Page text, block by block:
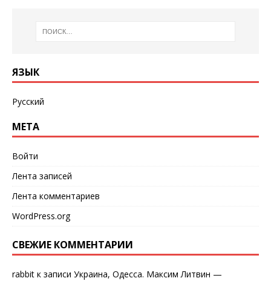
ЯЗЫК
Русский
МЕТА
Войти
Лента записей
Лента комментариев
WordPress.org
СВЕЖИЕ КОММЕНТАРИИ
rabbit к записи Украина, Одесса. Максим Литвин —